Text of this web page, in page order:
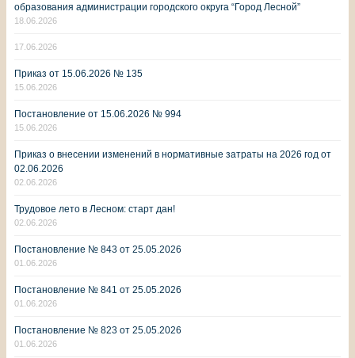
образования администрации городского округа “Город Лесной”
18.06.2026
17.06.2026
Приказ от 15.06.2026 № 135
15.06.2026
Постановление от 15.06.2026 № 994
15.06.2026
Приказ о внесении изменений в нормативные затраты на 2026 год от
02.06.2026
02.06.2026
Трудовое лето в Лесном: старт дан!
02.06.2026
Постановление № 843 от 25.05.2026
01.06.2026
Постановление № 841 от 25.05.2026
01.06.2026
Постановление № 823 от 25.05.2026
01.06.2026